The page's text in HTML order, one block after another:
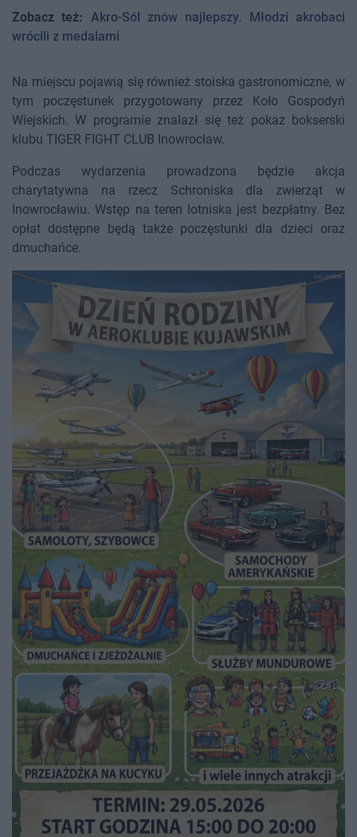
Zobacz też: Akro-Sól znów najlepszy. Młodzi akrobaci
wrócili z medalami
Na miejscu pojawią się również stoiska gastronomiczne, w
tym poczęstunek przygotowany przez Koło Gospodyń
Wiejskich. W programie znalazł się też pokaz bokserski
klubu TIGER FIGHT CLUB Inowrocław.
Podczas wydarzenia prowadzona będzie akcja
charytatywna na rzecz Schroniska dla zwierząt w
Inowrocławiu. Wstęp na teren lotniska jest bezpłatny. Bez
opłat dostępne będą także poczęstunki dla dzieci oraz
dmuchańce.